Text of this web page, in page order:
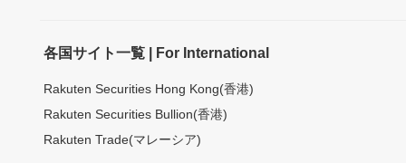
各国サイト一覧 | For International
Rakuten Securities Hong Kong(香港)
Rakuten Securities Bullion(香港)
Rakuten Trade(マレーシア)